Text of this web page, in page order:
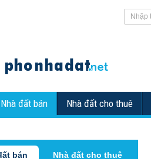
Nhà đất bán Nhà đất cho thuê
bán Nhà đất cho thuê